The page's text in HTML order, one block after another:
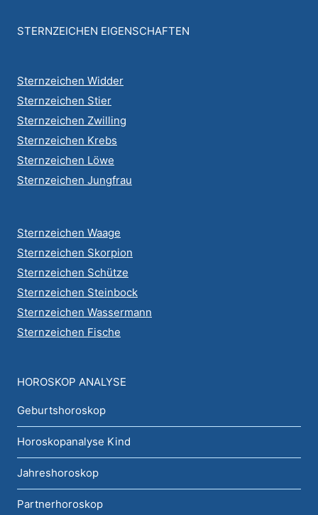
STERNZEICHEN EIGENSCHAFTEN
Sternzeichen Widder
Sternzeichen Stier
Sternzeichen Zwilling
Sternzeichen Krebs
Sternzeichen Löwe
Sternzeichen Jungfrau
Sternzeichen Waage
Sternzeichen Skorpion
Sternzeichen Schütze
Sternzeichen Steinbock
Sternzeichen Wassermann
Sternzeichen Fische
HOROSKOP ANALYSE
Geburtshoroskop
Horoskopanalyse Kind
Jahreshoroskop
Partnerhoroskop